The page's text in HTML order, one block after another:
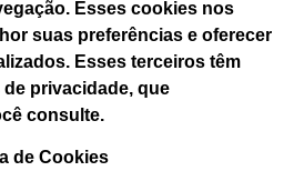
Esses cookies nos
suas preferências e oferecer
Esses terceiros têm
privacidade, que
consulte.
de Cookies